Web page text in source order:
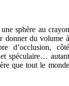
sphère au crayon
donner du volume à
d’occlusion, côté
spéculaire… autant
que tout le monde